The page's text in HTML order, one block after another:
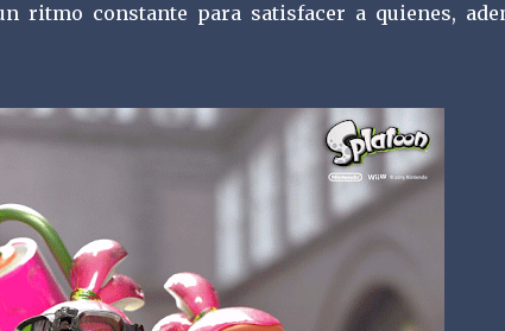
ritmo constante para satisfacer a quienes,